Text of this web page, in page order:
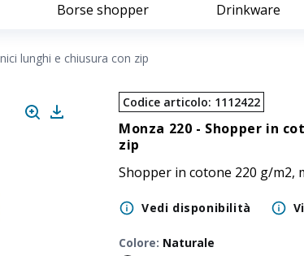
Borse shopper Drinkware
lunghi e chiusura con zip
Codice articolo: 1112422
Monza 220 - Shopper in
zip
Shopper in cotone 220 g/m2,
Vedi disponibilità
Colore: Naturale